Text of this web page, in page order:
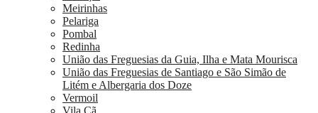
Meirinhas
Pelariga
Pombal
Redinha
União das Freguesias da Guia, Ilha e Mata Mourisca
União das Freguesias de Santiago e São Simão de
Litém e Albergaria dos Doze
Vermoil
Vila Cã